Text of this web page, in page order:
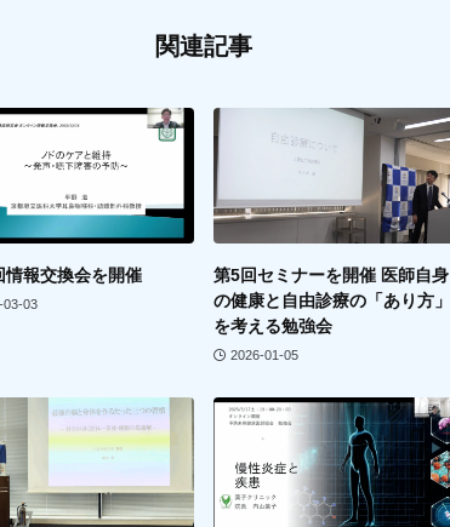
関連記事
情報交換会を開催
03-03
第5回セミナーを開催 医師自身
の健康と自由診療の「あり方」
を考える勉強会
2026-01-05